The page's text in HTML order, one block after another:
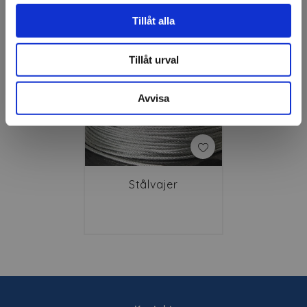
Tillåt alla
Tillåt urval
Avvisa
Relaterade produkter
Stålvajer